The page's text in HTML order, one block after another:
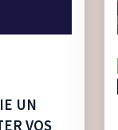
UN
VOS